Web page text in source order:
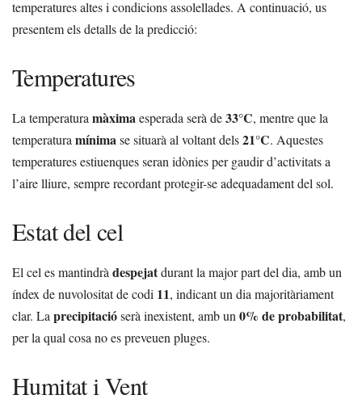
temperatures altes i condicions assolellades. A continuació, us
presentem els detalls de la predicció:
Temperatures
La temperaturamàximaesperada serà de33°C, mentre que la
temperaturamínimase situarà al voltant dels21°C. Aquestes
temperatures estiuenques seran idònies per gaudir d’activitats a
l’aire lliure, sempre recordant protegir-se adequadament del sol.
Estat del cel
El cel es mantindràdespejatdurant la major part del dia, amb un
índex de nuvolositat de codi 11, indicant un dia majoritàriament
clar. Laprecipitacióserà inexistent, amb un0% de probabilitat,
per la qual cosa no es preveuen pluges.
Humitat i Vent